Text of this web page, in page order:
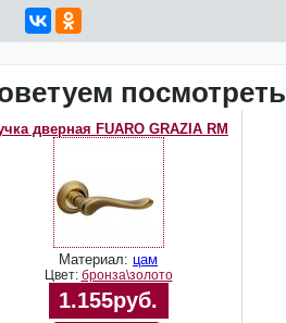
посмотреть
дверная FUARO GRAZIA RM
Материал: цам
Цвет: бронза\золото
1.155руб.